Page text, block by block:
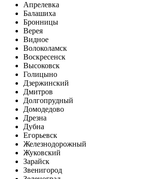
Апрелевка
Балашиха
Бронницы
Верея
Видное
Волоколамск
Воскресенск
Высоковск
Голицыно
Дзержинский
Дмитров
Долгопрудный
Домодедово
Дрезна
Дубна
Егорьевск
Железнодорожный
Жуковский
Зарайск
Звенигород